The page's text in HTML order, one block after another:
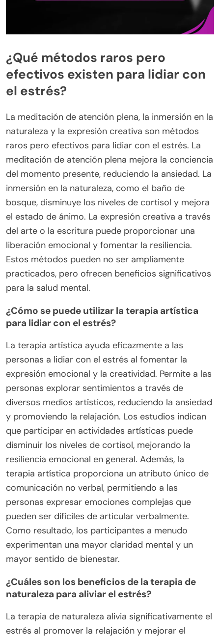
¿Qué métodos raros pero
efectivos existen para lidiar con
el estrés?
La meditación de atención plena, la inmersión en la
naturaleza y la expresión creativa son métodos
raros pero efectivos para lidiar con el estrés. La
meditación de atención plena mejora la conciencia
del momento presente, reduciendo la ansiedad. La
inmersión en la naturaleza, como el baño de
bosque, disminuye los niveles de cortisol y mejora
el estado de ánimo. La expresión creativa a través
del arte o la escritura puede proporcionar una
liberación emocional y fomentar la resiliencia.
Estos métodos pueden no ser ampliamente
practicados, pero ofrecen beneficios significativos
para la salud mental.
¿Cómo se puede utilizar la terapia artística
para lidiar con el estrés?
La terapia artística ayuda eficazmente a las
personas a lidiar con el estrés al fomentar la
expresión emocional y la creatividad. Permite a las
personas explorar sentimientos a través de
diversos medios artísticos, reduciendo la ansiedad
y promoviendo la relajación. Los estudios indican
que participar en actividades artísticas puede
disminuir los niveles de cortisol, mejorando la
resiliencia emocional en general. Además, la
terapia artística proporciona un atributo único de
comunicación no verbal, permitiendo a las
personas expresar emociones complejas que
pueden ser difíciles de articular verbalmente.
Como resultado, los participantes a menudo
experimentan una mayor claridad mental y un
mayor sentido de bienestar.
¿Cuáles son los beneficios de la terapia de
naturaleza para aliviar el estrés?
La terapia de naturaleza alivia significativamente el
estrés al promover la relajación y mejorar el